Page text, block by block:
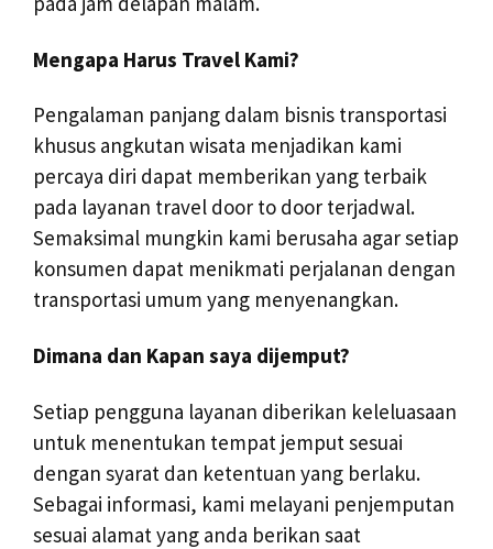
Mengapa Harus Travel Kami?
Pengalaman panjang dalam bisnis transportasi
khusus angkutan wisata menjadikan kami
percaya diri dapat memberikan yang terbaik
pada layanan travel door to door terjadwal.
Semaksimal mungkin kami berusaha agar setiap
konsumen dapat menikmati perjalanan dengan
transportasi umum yang menyenangkan.
Dimana dan Kapan saya dijemput?
Setiap pengguna layanan diberikan keleluasaan
untuk menentukan tempat jemput sesuai
dengan syarat dan ketentuan yang berlaku.
Sebagai informasi, kami melayani penjemputan
sesuai alamat yang anda berikan saat